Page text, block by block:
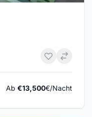
Ab €13,500€/Nacht